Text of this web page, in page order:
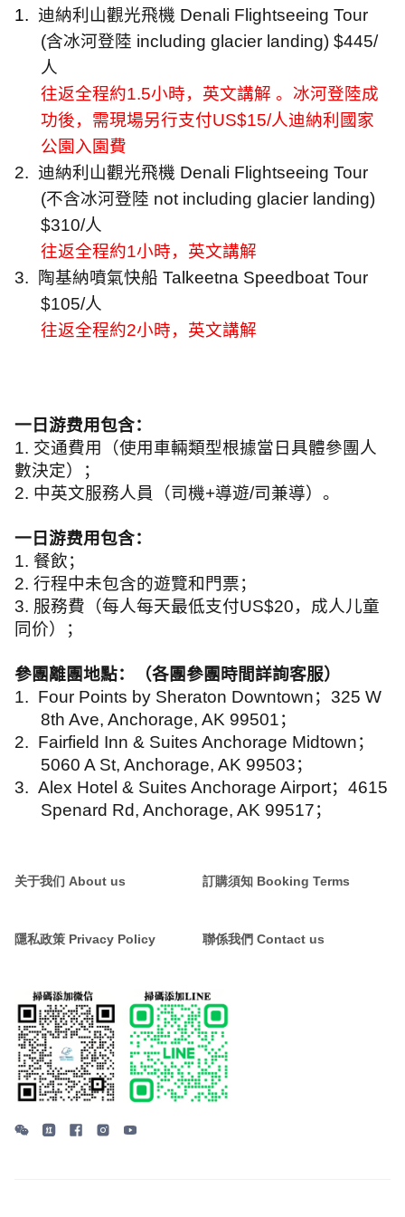
1. 迪納利山觀光飛機 Denali Flightseeing Tour
(含冰河登陸 including glacier landing) $445/
人
往返全程約1.5小時，英文講解 。冰河登陸成
功後，需現場另行支付US$15/人迪納利國家
公園入園費
2. 迪納利山觀光飛機 Denali Flightseeing Tour
(不含冰河登陸 not including glacier landing)
$310/人
往返全程約1小時，英文講解
3.
陶基納噴氣快船 Talkeetna Speedboat Tour
$105/人
往返全程約2小時，英文講解
一日游费用包含：
1. 交通費用（使用車輛類型根據當日具體參團人
數決定）；
2. 中英文服務人員（司機+導遊/司兼導）。
一日游费用包含：
1. 餐飲；
2. 行程中未包含的遊覽和門票；
3. 服務費（每人每天最低支付US$20，成人儿童
同价）；
參團離團地點：（各團參團時間詳詢客服）
1. Four Points by Sheraton Downtown； 325 W
8th Ave, Anchorage, AK 99501；
2. Fairfield Inn & Suites Anchorage Midtown；
5060 A St, Anchorage, AK 99503；
3. Alex Hotel & Suites Anchorage Airport； 4615
Spenard Rd, Anchorage, AK 99517；
关于我们 About us 訂購須知 Booking Terms
隱私政策 Privacy Policy 聯係我們 Contact us